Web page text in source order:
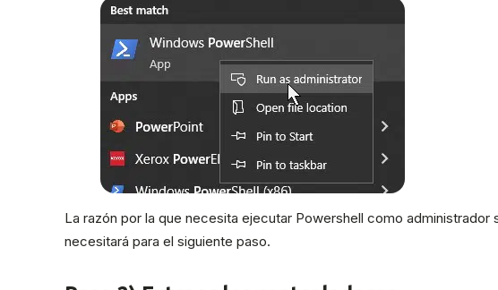
La razón por la que necesita ejecutar Powershell como
necesitará para el siguiente paso.